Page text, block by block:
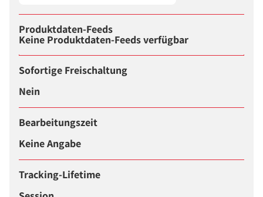
Produktdaten-Feeds
Keine Produktdaten-Feeds verfügbar
Sofortige Freischaltung
Nein
Bearbeitungszeit
Keine Angabe
Tracking-Lifetime